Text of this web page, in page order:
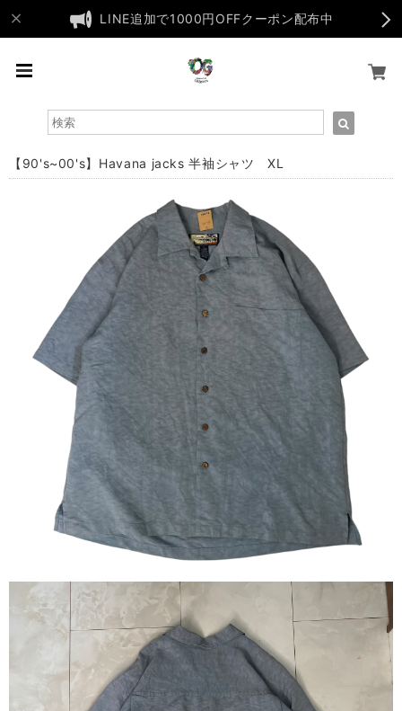
LINE追加で1000円OFFクーポン配布中
【90's~00's】Havana jacks 半袖シャツ XL